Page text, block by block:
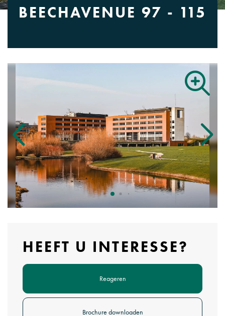
BEECHAVENUE 97 - 115
HEEFT U INTERESSE?
Reageren
Brochure downloaden